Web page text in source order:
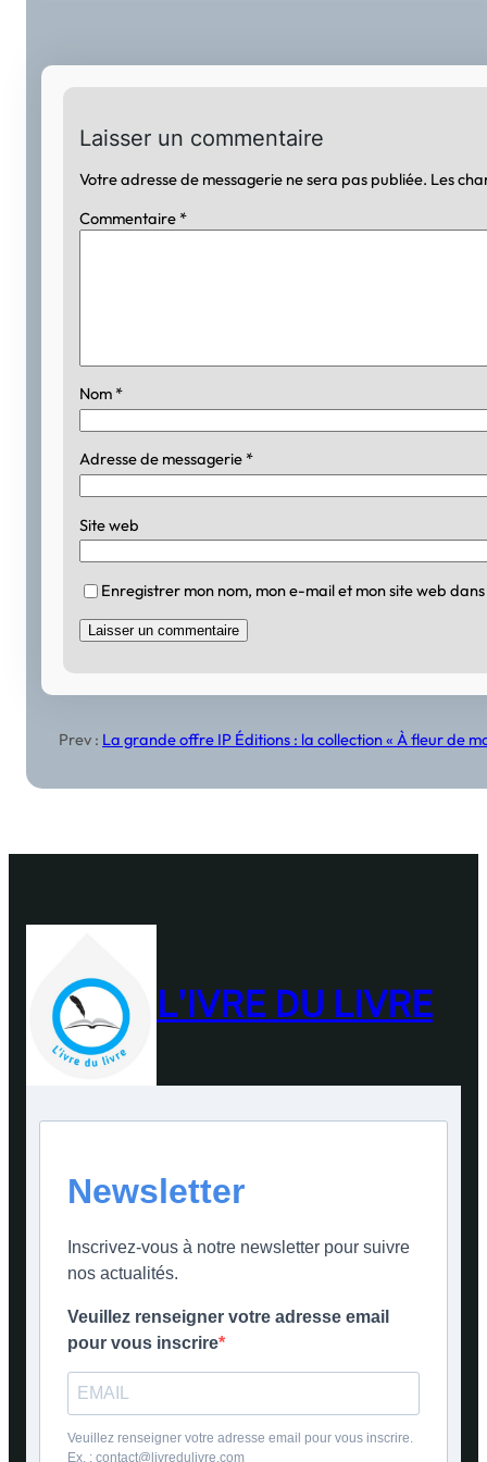
Laisser un commentaire
Votre adresse de messagerie ne sera pas publiée. Les
Commentaire *
Nom *
Adresse de messagerie *
Site web
Enregistrer mon nom, mon e-mail et mon site web
Prev : La grande offre IP Éditions : la collection « À fleur de
L'IVRE DU LIVRE
Newsletter
Inscrivez-vous à notre newsletter pour suivre
nos actualités.
Veuillez renseigner votre adresse email
pour vous inscrire
Veuillez renseigner votre adresse email pour vous inscrire.
Ex. : contact@livredulivre.com